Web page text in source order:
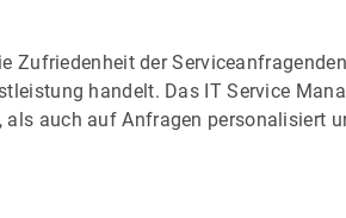
Zufriedenheit der
handelt. Das IT Service
auch auf Anfragen personalisiert